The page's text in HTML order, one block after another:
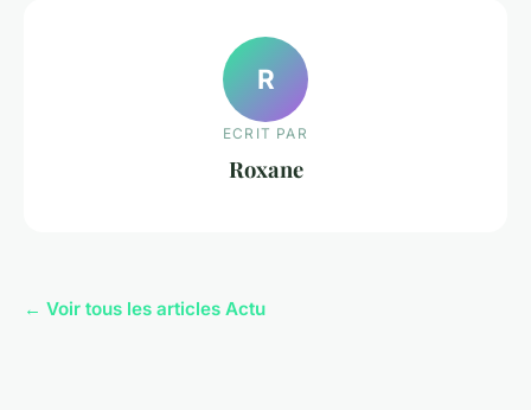
R
ECRIT PAR
Roxane
← Voir tous les articles Actu